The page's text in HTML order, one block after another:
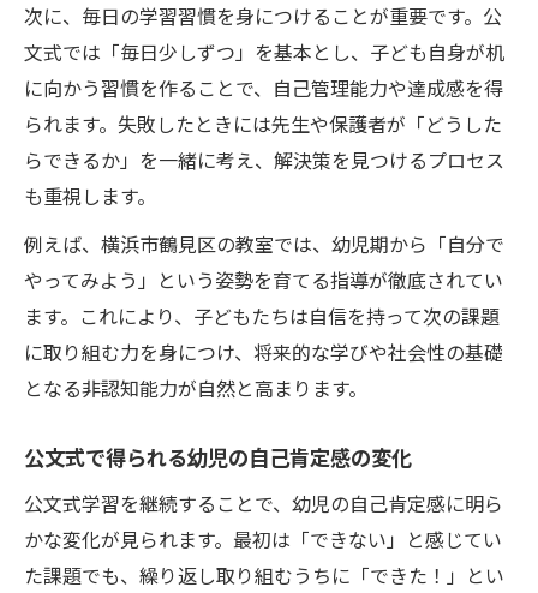
次に、毎日の学習習慣を身につけることが重要です。公
文式では「毎日少しずつ」を基本とし、子ども自身が机
に向かう習慣を作ることで、自己管理能力や達成感を得
られます。失敗したときには先生や保護者が「どうした
らできるか」を一緒に考え、解決策を見つけるプロセス
も重視します。
例えば、横浜市鶴見区の教室では、幼児期から「自分で
やってみよう」という姿勢を育てる指導が徹底されてい
ます。これにより、子どもたちは自信を持って次の課題
に取り組む力を身につけ、将来的な学びや社会性の基礎
となる非認知能力が自然と高まります。
公文式で得られる幼児の自己肯定感の変化
公文式学習を継続することで、幼児の自己肯定感に明ら
かな変化が見られます。最初は「できない」と感じてい
た課題でも、繰り返し取り組むうちに「できた！」とい